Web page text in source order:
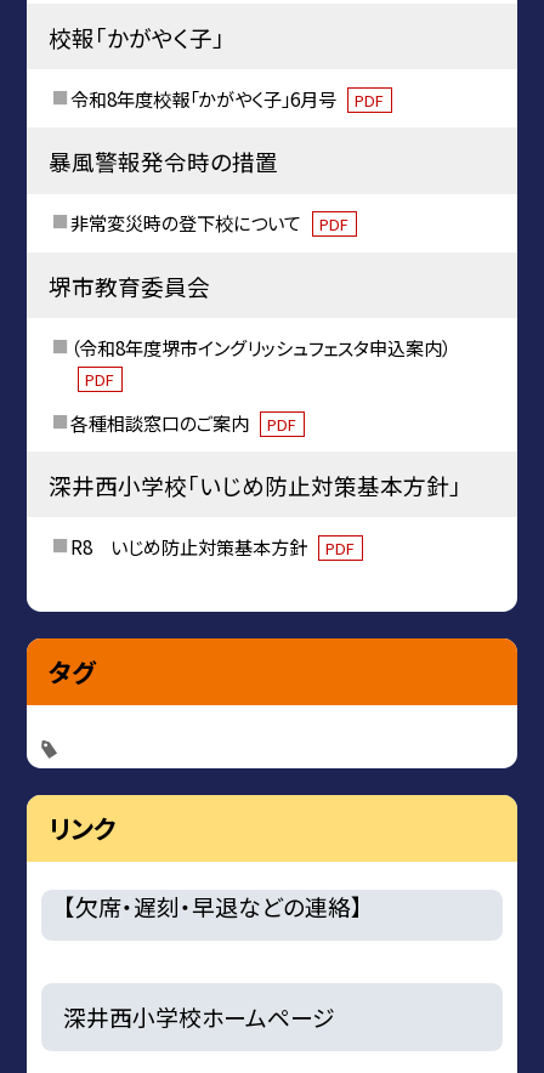
校報「かがやく子」
令和8年度校報「かがやく子」6月号 PDF
暴風警報発令時の措置
非常変災時の登下校について PDF
堺市教育委員会
（令和8年度堺市イングリッシュフェスタ申込案内）
PDF
各種相談窓口のご案内 PDF
深井西小学校「いじめ防止対策基本方針」
R8 いじめ防止対策基本方針 PDF
タグ
リンク
【欠席・遅刻・早退などの連絡】
深井西小学校ホームページ